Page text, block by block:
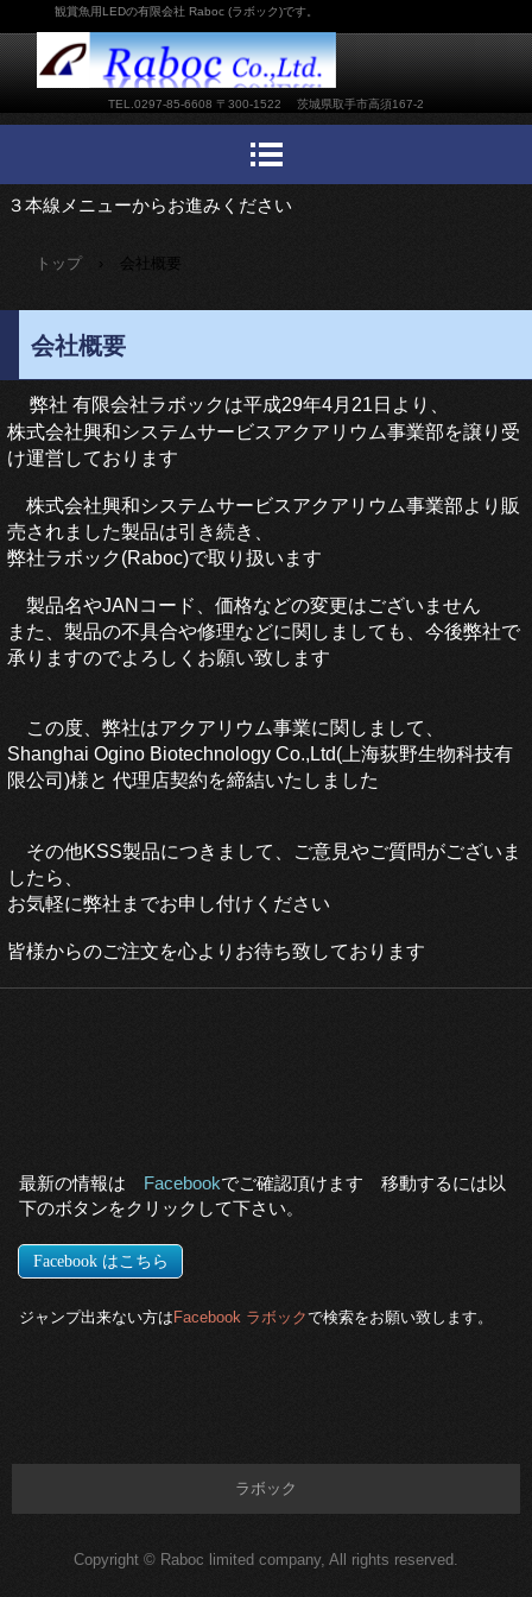
観賞魚用LEDの有限会社 Raboc (ラボック)です。
TEL.0297-85-6608 〒300-1522 茨城県取手市高須167-2
３本線メニューからお進みください
トップ › 会社概要
会社概要
弊社 有限会社ラボックは平成29年4月21日より、
株式会社興和システムサービスアクアリウム事業部を譲り受
け運営しております
株式会社興和システムサービスアクアリウム事業部より販
売されました製品は引き続き、
弊社ラボック(Raboc)で取り扱います
製品名やJANコード、価格などの変更はございません
また、製品の不具合や修理などに関しましても、今後弊社で
承りますのでよろしくお願い致します
この度、弊社はアクアリウム事業に関しまして、
Shanghai Ogino Biotechnology Co.,Ltd(上海荻野生物科技有
限公司)様と 代理店契約を締結いたしました
その他KSS製品につきまして、ご意見やご質問がございま
したら、
お気軽に弊社までお申し付けください
皆様からのご注文を心よりお待ち致しております
最新の情報は Facebookでご確認頂けます 移動するには以
下のボタンをクリックして下さい。
Facebook はこちら
ジャンプ出来ない方は Facebook ラボックで検索をお願い致します。
ラボック
Copyright © Raboc limited company, All rights reserved.